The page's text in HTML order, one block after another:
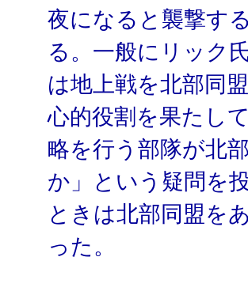
夜になると襲撃す
る。一般にリック
は地上戦を北部同
心的役割を果たし
略を行う部隊が北
か」という疑問を
ときは北部同盟を
った。